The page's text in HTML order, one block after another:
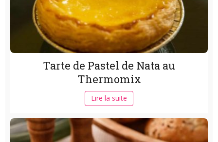
Tarte de Pastel de Nata au
Thermomix
Lire la suite